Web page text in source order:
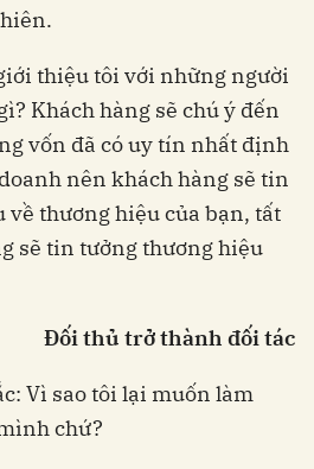
thiệu tôi với những người
Khách hàng sẽ chú ý đến
vốn đã có uy tín nhất định
nên khách hàng sẽ tin
về thương hiệu của bạn, tất
sẽ tin tưởng thương hiệu
Đối thủ trở thành đối tác
Vì sao tôi lại muốn làm
chứ?